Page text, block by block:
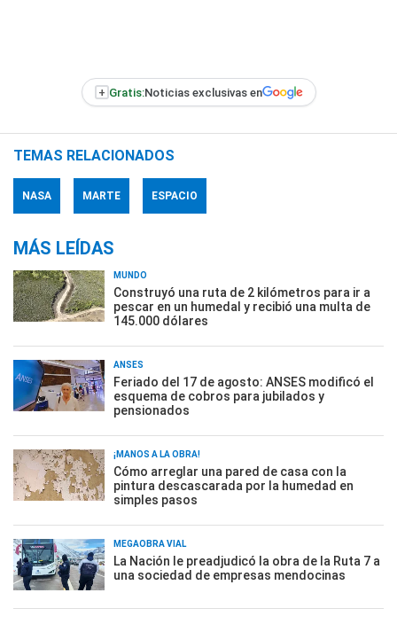
+ Gratis:Noticias exclusivas en
TEMAS RELACIONADOS
NASA MARTE ESPACIO
MÁS LEÍDAS
MUNDO
Construyó una ruta de 2 kilómetros para ir a
pescar en un humedal y recibió una multa de
145.000 dólares
ANSES
Feriado del 17 de agosto: ANSES modificó el
esquema de cobros para jubilados y
pensionados
¡MANOS A LA OBRA!
Cómo arreglar una pared de casa con la
pintura descascarada por la humedad en
simples pasos
MEGAOBRA VIAL
La Nación le preadjudicó la obra de la Ruta 7 a
una sociedad de empresas mendocinas